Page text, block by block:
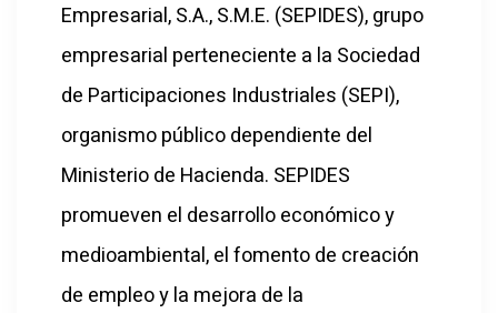
Empresarial, S.A., S.M.E. (SEPIDES), grupo
empresarial perteneciente a la Sociedad
de Participaciones Industriales (SEPI),
organismo público dependiente del
Ministerio de Hacienda. SEPIDES
promueven el desarrollo económico y
medioambiental, el fomento de creación
de empleo y la mejora de la